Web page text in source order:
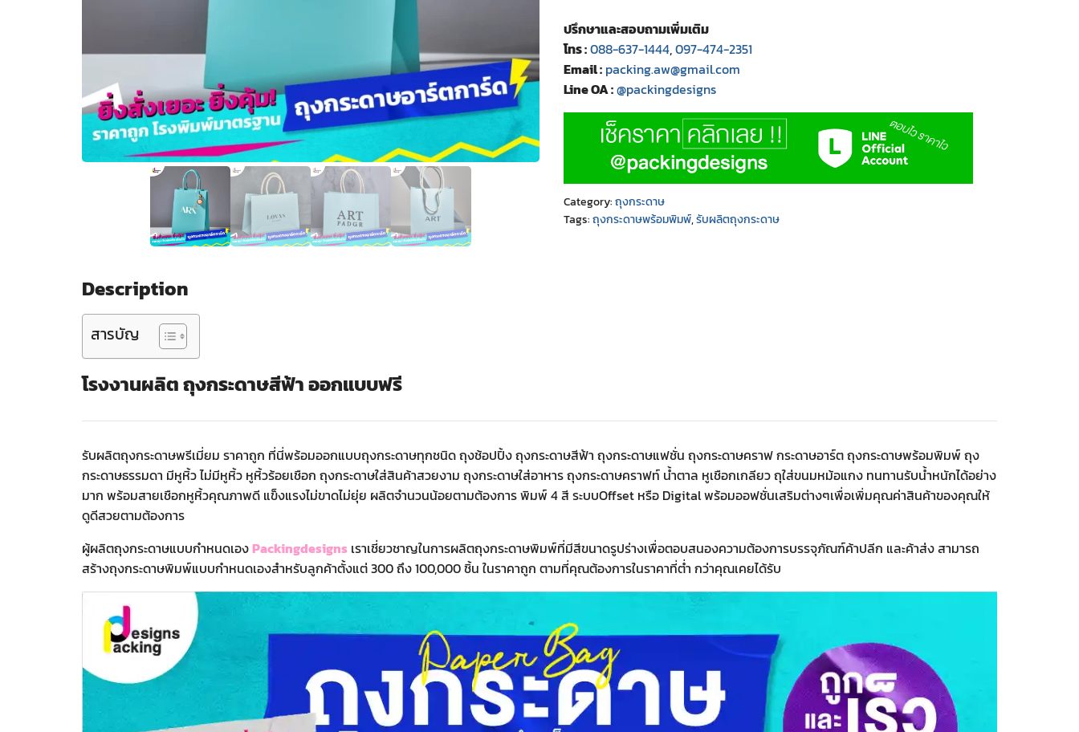
ปรึกษาและสอบถามเพิ่มเติม
โทร :088-637-1444,097-474-2351
Email : packing.aw@gmail.com
Line OA :@packingdesigns
Category:ถุงกระดาษ
Tags:ถุงกระดาษพร้อมพิมพ์,รับผลิตถุงกระดาษ
Description
สารบัญ
โรงงานผลิต ถุงกระดาษสีฟ้า ออกแบบฟรี
รับผลิตถุงกระดาษพรีเมี่ยม ราคาถูก ที่นี่พร้อมออกแบบถุงกระดาษทุกชนิด ถุงช้อปปิ้ง ถุงกระดาษสีฟ้า ถุงกระดาษแฟชั่น ถุงกระดาษคราฟ กระดาษอาร์ต ถุงกระดาษพร้อมพิมพ์ ถุง
กระดาษธรรมดา มีหูหิ้ว ไม่มีหูหิ้ว หูหิ้วร้อยเชือก ถุงกระดาษใส่สินค้าสวยงาม ถุงกระดาษใส่อาหาร ถุงกระดาษคราฟท์ น้ำตาล หูเชือกเกลียว ถุใส่ขนมหม้อแกง ทนทานรับน้ำหนักได้อย่าง
มาก พร้อมสายเชือกหูหิ้วคุณภาพดี แข็งแรงไม่ขาดไม่ยุ่ย ผลิตจำนวนน้อยตามต้องการ พิมพ์ 4 สี ระบบOffset หรือ Digital พร้อมออฟชั่นเสริมต่างๆเพื่อเพิ่มคุณค่าสินค้าของคุณให้
ดูดีสวยตามต้องการ
ผู้ผลิตถุงกระดาษแบบกำหนดเองPackingdesigns เราเชี่ยวชาญในการผลิตถุงกระดาษพิมพ์ที่มีสีขนาดรูปร่างเพื่อตอบสนองความต้องการบรรจุภัณฑ์ค้าปลีก และค้าส่ง สามารถ
สร้างถุงกระดาษพิมพ์แบบกำหนดเองสำหรับลูกค้าตั้งแต่ 300 ถึง 100,000 ชิ้น ในราคาถูก ตามที่คุณต้องการในราคาที่ต่ำ กว่าคุณเคยได้รับ